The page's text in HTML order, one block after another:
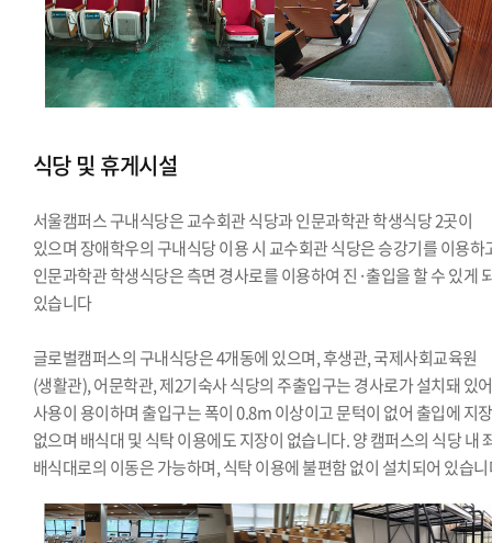
식당 및 휴게시설
서울캠퍼스 구내식당은 교수회관 식당과 인문과학관 학생식당 2곳이
있으며 장애학우의 구내식당 이용 시 교수회관 식당은 승강기를 이용하
인문과학관 학생식당은 측면 경사로를 이용하여 진·출입을 할 수 있게
있습니다
글로벌캠퍼스의 구내식당은 4개동에 있으며, 후생관, 국제사회교육원
(생활관), 어문학관, 제2기숙사 식당의 주출입구는 경사로가 설치돼 있어
사용이 용이하며 출입구는 폭이 0.8m 이상이고 문턱이 없어 출입에 지
없으며 배식대 및 식탁 이용에도 지장이 없습니다. 양 캠퍼스의 식당 내
배식대로의 이동은 가능하며, 식탁 이용에 불편함 없이 설치되어 있습